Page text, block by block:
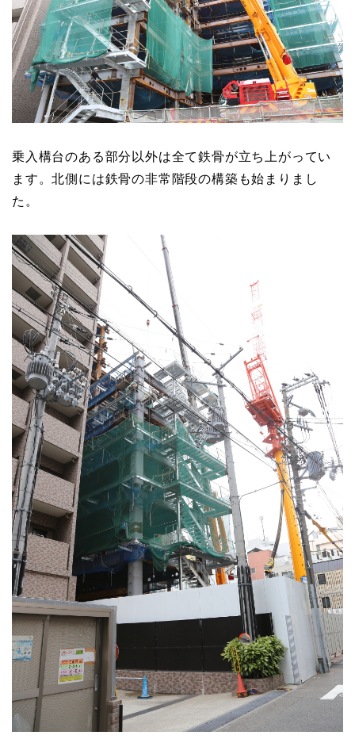
乗入構台のある部分以外は全て鉄骨が立ち上がってい
ます。北側には鉄骨の非常階段の構築も始まりまし
た。